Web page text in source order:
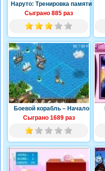
Наруто: Тренировка памяти
Сыграно 885 раз
Боевой корабль – Начало
Сыграно 1689 раз